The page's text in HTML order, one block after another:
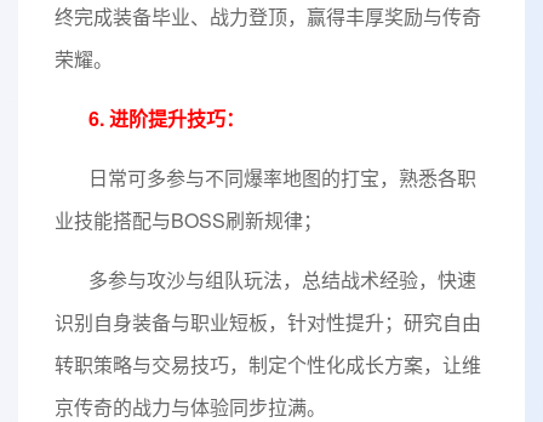
终完成装备毕业、战力登顶，赢得丰厚奖励与传奇
荣耀。
6. 进阶提升技巧：
日常可多参与不同爆率地图的打宝，熟悉各职
业技能搭配与BOSS刷新规律；
多参与攻沙与组队玩法，总结战术经验，快速
识别自身装备与职业短板，针对性提升；研究自由
转职策略与交易技巧，制定个性化成长方案，让维
京传奇的战力与体验同步拉满。